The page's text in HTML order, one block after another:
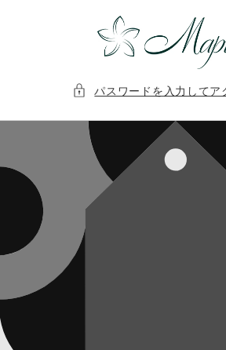
パスワードを入力してア